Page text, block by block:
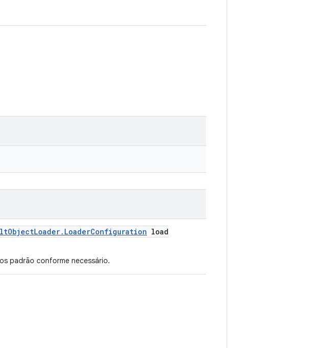
ObjectLoader. LoaderConfiguration load
padrão conforme necessário.